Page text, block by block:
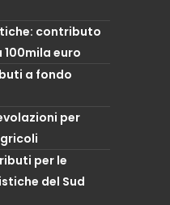
contributo
euro
a fondo
per
per le
del Sud